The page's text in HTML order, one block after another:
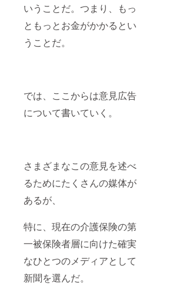
いうことだ。つまり、もっ
ともっとお金がかかるとい
うことだ。
では、ここからは意見広告
について書いていく。
さまざまなこの意見を述べ
るためにたくさんの媒体が
あるが、
特に、現在の介護保険の第
一被保険者層に向けた確実
なひとつのメディアとして
新聞を選んだ。